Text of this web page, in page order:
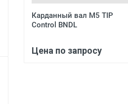
8393.1854 -
8393.3451 -
8393.2824 -
Карданный вал М5 TIP
Control BNDL
Цена по запросу